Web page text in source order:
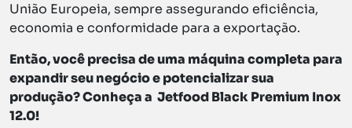
União Europeia, sempre assegurando eficiência,
economia e conformidade para a exportação.
Então, você precisa de uma máquina completa para
expandir seu negócio e potencializar sua
produção? Conheça a Jetfood Black Premium Inox
12.0!